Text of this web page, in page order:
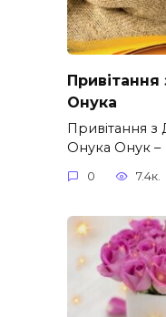
Онука
Привітання
Онука Онук –
0 7.4к.